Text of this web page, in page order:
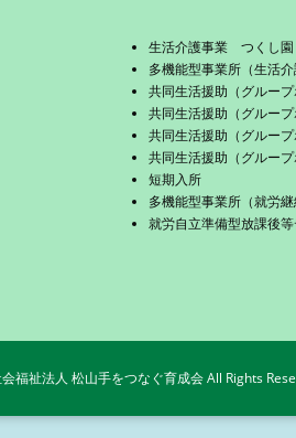
生活介護事業 つくし園
多機能型事業所（生活
共同生活援助（グルー
共同生活援助（グルー
共同生活援助（グルー
共同生活援助（グルー
短期入所
多機能型事業所（就労
就労自立準備型放課後
福祉法人 松山手をつなぐ育成会 All Rights